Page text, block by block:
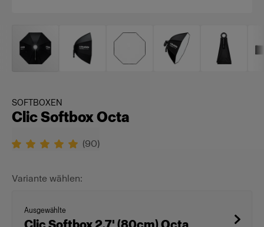
SOFTBOXEN
Clic Softbox Octa
(90)
Variante wählen:
Ausgewählte